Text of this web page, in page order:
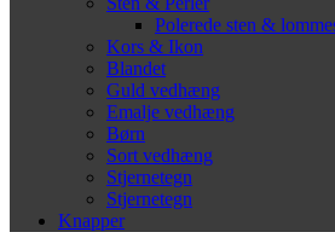
Polerede sten &
Kors & Ikon
Blandet
Guld vedhæng
Emalje vedhæng
Børn
Sort vedhæng
Stjernetegn
Stjernetegn
Knapper